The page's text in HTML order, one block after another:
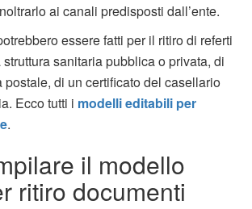
ai canali predisposti dall’ente.
essere fatti per il ritiro di referti
sanitaria pubblica o privata, di
postale, di un certificato del casellario
Ecco tutti i modelli editabili per
.
il modello
ritiro documenti